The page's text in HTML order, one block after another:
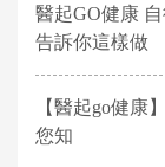
醫起GO健康
告訴你這樣做
【醫起go健康
您知